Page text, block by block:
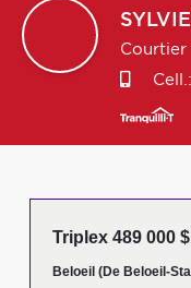
SYLVIE
Cell.:
Triplex 489 000 $
Beloeil (De Beloeil-